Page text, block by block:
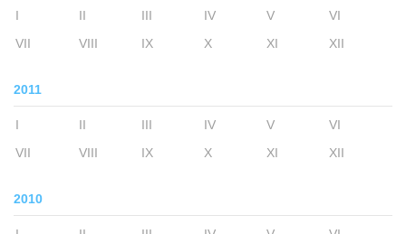
I II III IV V
VI
VII
VIII IX X XI XII
2011
I II III IV V
VI
VII
VIII IX X XI XII
2010